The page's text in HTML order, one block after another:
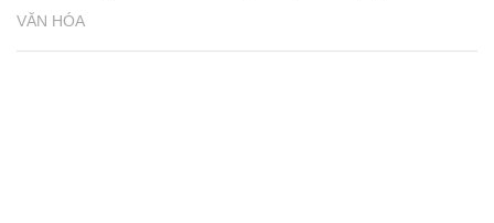
VĂN HÓA